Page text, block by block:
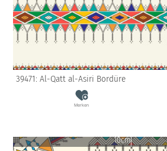
39471: Al-Qatt al-Asiri Bordüre
Merken
10cm